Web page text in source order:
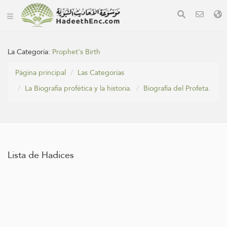
La Categoría: Prophet's Birth
Página principal
Las Categorías
La Biografía profética y la historia.
Biografía del Profeta.
Lista de Hadices